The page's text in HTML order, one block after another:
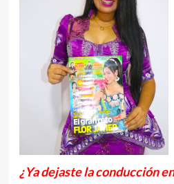
¿Ya dejaste la conducción